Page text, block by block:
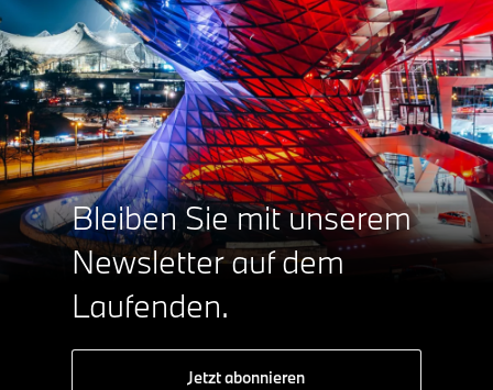
Bleiben Sie mit unserem
Newsletter auf dem
Laufenden.
Jetzt abonnieren